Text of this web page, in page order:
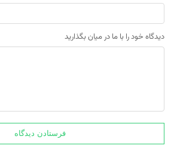
دیدگاه خود را با ما در میان بگذارید